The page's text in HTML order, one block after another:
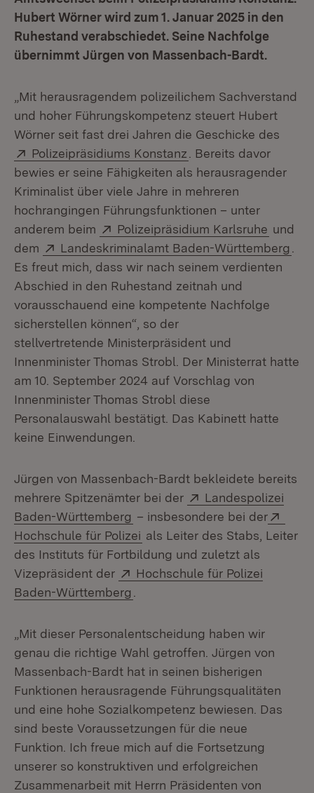
Hubert Wörner wird zum 1. Januar 2025 in den
Ruhestand verabschiedet. Seine Nachfolge
übernimmt Jürgen von Massenbach-Bardt.
„Mit herausragendem polizeilichem Sachverstand
und hoher Führungskompetenz steuert Hubert
Wörner seit fast drei Jahren die Geschicke des
Extern:
Polizeipräsidiums Konstanz (Öffnet in neuem
. Bereits davor
bewies er seine Fähigkeiten als herausragender
Kriminalist über viele Jahre in mehreren
hochrangingen Führungsfunktionen – unter
anderem beim
Extern:
Polizeipräsidium Karlsruhe und
dem
Extern:
Landeskriminalamt Baden-Württemberg
Es freut mich, dass wir nach seinem verdienten
Abschied in den Ruhestand zeitnah und
vorausschauend eine kompetente Nachfolge
sicherstellen können“, so der
stellvertretende Ministerpräsident und
Innenminister Thomas Strobl. Der Ministerrat hatte
am 10. September 2024 auf Vorschlag von
Innenminister Thomas Strobl diese
Personalauswahl bestätigt. Das Kabinett hatte
keine Einwendungen.
Jürgen von Massenbach-Bardt bekleidete bereits
mehrere Spitzenämter bei der
Extern:
Landespolizei
Baden-Württemberg (Öffnet in neuem Fenster)
– insbesondere bei der
Hochschule für Polizei (Öffnet in neuem Fenster)
als Leiter des Stabs, Leiter
des Instituts für Fortbildung und zuletzt als
Vizepräsident der
Extern:
Hochschule für Polizei
Baden-Württemberg
„Mit dieser Personalentscheidung haben wir
genau die richtige Wahl getroffen. Jürgen von
Massenbach-Bardt hat in seinen bisherigen
Funktionen herausragende Führungsqualitäten
und eine hohe Sozialkompetenz bewiesen. Das
sind beste Voraussetzungen für die neue
Funktion. Ich freue mich auf die Fortsetzung
unserer so konstruktiven und erfolgreichen
Zusammenarbeit mit Herrn Präsidenten von